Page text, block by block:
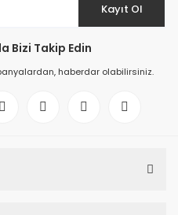
Kayıt Ol
Bizi Takip Edin
haberdar olabilirsiniz.